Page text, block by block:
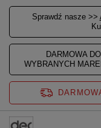
Sprawdź nasze >>
DARMOWA
WYBRANYCH